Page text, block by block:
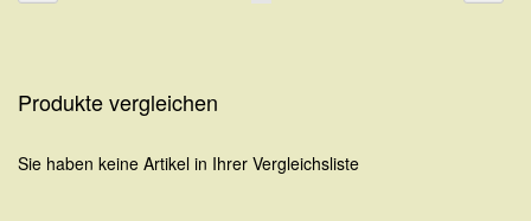
Produkte vergleichen
Sie haben keine Artikel in Ihrer Vergleichsliste